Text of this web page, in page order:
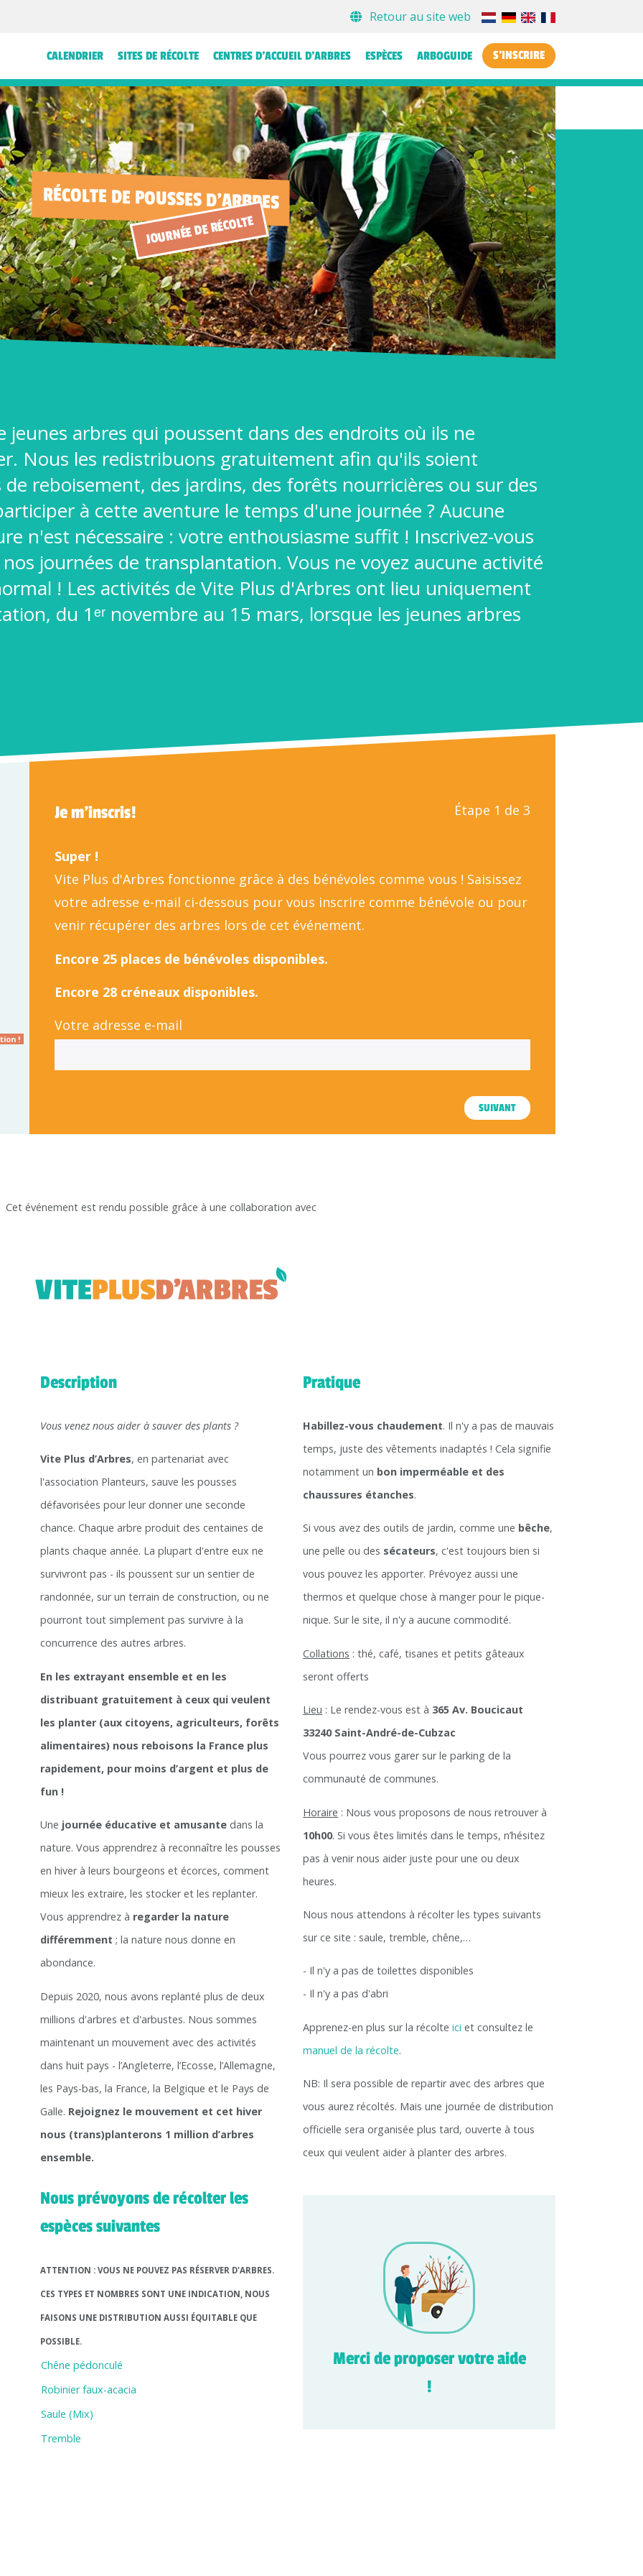
Retour au site web
CALENDRIER SITES DE RÉCOLTE CENTRES D’ACCUEIL D’ARBRES ESPÈCES ARBOGUIDE S'INSCRIRE
RÉCOLTE DE POUSSES D'ARBRES
JOURNÉE DE RÉCOLTE
jeunes arbres qui poussent dans des endroits où ils ne
Nous les redistribuons gratuitement afin qu'ils soient
reboisement, des jardins, des forêts nourricières ou sur des
à cette aventure le temps d'une journée ? Aucune
n'est nécessaire : votre enthousiasme suffit ! Inscrivez-vous
journées de transplantation. Vous ne voyez aucune activité
! Les activités de Vite Plus d'Arbres ont lieu uniquement
du 1ᵉʳ novembre au 15 mars, lorsque les jeunes arbres
!
Je m'inscris! Étape 1 de 3
Super !
Vite Plus d'Arbres fonctionne grâce à des bénévoles comme vous ! Saisissez
votre adresse e-mail ci-dessous pour vous inscrire comme bénévole ou pour
venir récupérer des arbres lors de cet événement.
Encore 25 places de bénévoles disponibles.
Encore 28 créneaux disponibles.
Votre adresse e-mail
SUIVANT
Cet événement est rendu possible grâce à une collaboration avec
Description
Vous venez nous aider à sauver des plants ?
Vite Plus d’Arbres, en partenariat avec
l'association Planteurs, sauve les pousses
défavorisées pour leur donner une seconde
chance. Chaque arbre produit des centaines de
plants chaque année. La plupart d'entre eux ne
survivront pas - ils poussent sur un sentier de
randonnée, sur un terrain de construction, ou ne
pourront tout simplement pas survivre à la
concurrence des autres arbres.
En les extrayant ensemble et en les
distribuant gratuitement à ceux qui veulent
les planter (aux citoyens, agriculteurs, forêts
alimentaires) nous reboisons la France plus
rapidement, pour moins d’argent et plus de
fun !
Une journée éducative et amusante dans la
nature. Vous apprendrez à reconnaître les pousses
en hiver à leurs bourgeons et écorces, comment
mieux les extraire, les stocker et les replanter.
Vous apprendrez à regarder la nature
différemment ; la nature nous donne en
abondance.
Depuis 2020, nous avons replanté plus de deux
millions d'arbres et d'arbustes. Nous sommes
maintenant un mouvement avec des activités
dans huit pays - l’Angleterre, l’Ecosse, l’Allemagne,
les Pays-bas, la France, la Belgique et le Pays de
Galle. Rejoignez le mouvement et cet hiver
nous (trans)planterons 1 million d’arbres
ensemble.
Nous prévoyons de récolter les
espèces suivantes
ATTENTION : VOUS NE POUVEZ PAS RÉSERVER D'ARBRES.
CES TYPES ET NOMBRES SONT UNE INDICATION, NOUS
FAISONS UNE DISTRIBUTION AUSSI ÉQUITABLE QUE
POSSIBLE.
Chêne pédonculé
Robinier faux-acacia
Saule (Mix)
Tremble
Pratique
Habillez-vous chaudement. Il n'y a pas de mauvais
temps, juste des vêtements inadaptés ! Cela signifie
notamment un bon imperméable et des
chaussures étanches.
Si vous avez des outils de jardin, comme une bêche,
une pelle ou des sécateurs, c'est toujours bien si
vous pouvez les apporter. Prévoyez aussi une
thermos et quelque chose à manger pour le pique-
nique. Sur le site, il n'y a aucune commodité.
Collations : thé, café, tisanes et petits gâteaux
seront offerts
Lieu : Le rendez-vous est à 365 Av. Boucicaut
33240 Saint-André-de-Cubzac
Vous pourrez vous garer sur le parking de la
communauté de communes.
Horaire : Nous vous proposons de nous retrouver à
10h00. Si vous êtes limités dans le temps, n’hésitez
pas à venir nous aider juste pour une ou deux
heures.
Nous nous attendons à récolter les types suivants
sur ce site : saule, tremble, chêne,…
- Il n'y a pas de toilettes disponibles
- Il n'y a pas d'abri
Apprenez-en plus sur la récolteici et consultez le
manuel de la récolte.
NB: Il sera possible de repartir avec des arbres que
vous aurez récoltés. Mais une journée de distribution
officielle sera organisée plus tard, ouverte à tous
ceux qui veulent aider à planter des arbres.
Merci de proposer votre aide
!